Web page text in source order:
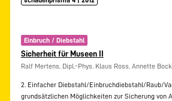
Einbruch / Diebstahl
Sicherheit für Museen II
Ralf Mertens, Dipl.-Phys. Klaus Ross, Annette
2. Einfacher Diebstahl/Einbruchdiebstahl/Raub/
grundsätzlichen Möglichkeiten zur Sicherung von